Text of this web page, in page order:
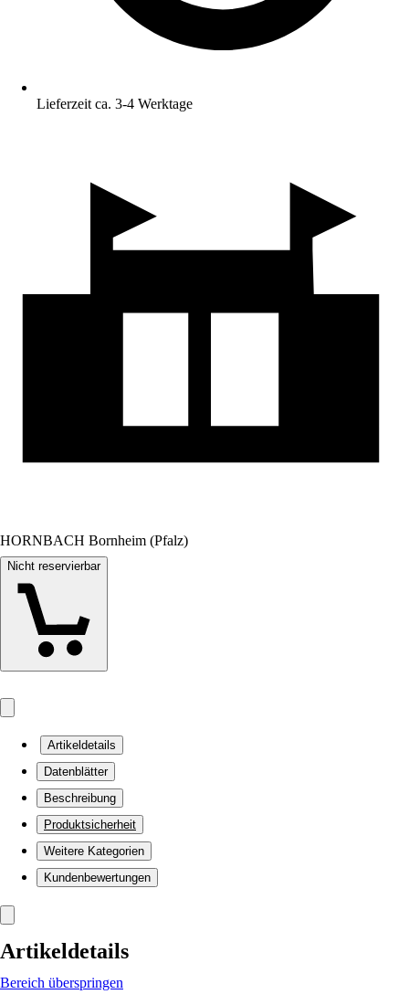
Lieferzeit ca. 3-4 Werktage
HORNBACH Bornheim (Pfalz)
Nicht reservierbar
Artikeldetails
Datenblätter
Beschreibung
Produktsicherheit
Weitere Kategorien
Kundenbewertungen
Artikeldetails
Bereich überspringen